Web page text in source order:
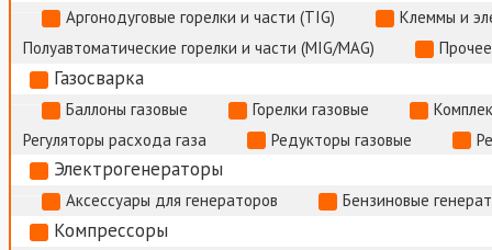
Аргонодуговые горелки и части (TIG)
Клеммы и
Полуавтоматические горелки и части (MIG/MAG)
Газосварка
Баллоны газовые Горелки газовые
Регуляторы расхода газа
Редукторы газовые
Электрогенераторы
Аксессуары для генераторов Бензиновые
Компрессоры